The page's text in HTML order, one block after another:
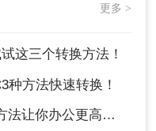
更多 >
这三个转换方法！
种方法快速转换！
你办公更高效！